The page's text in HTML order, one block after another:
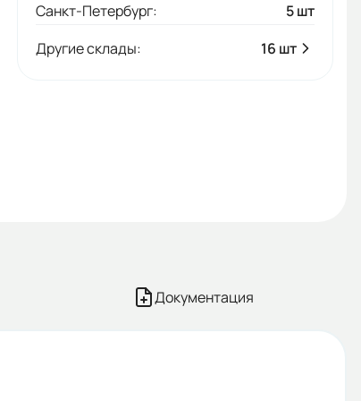
Санкт-Петербург:
5 шт
Другие склады:
16 шт
Документация